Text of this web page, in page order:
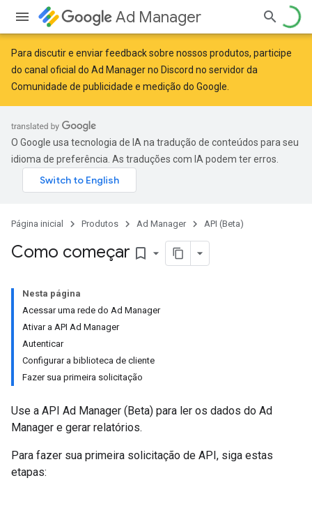
Ad Manager
Para discutir e enviar feedback sobre nossos produtos, participe
do canal oficial do Ad Manager no Discord no servidor da
Comunidade de publicidade e medição do Google
O Google usa tecnologia de IA na tradução de conteúdos para seu
idioma de preferência. As traduções com IA podem ter erros.
Página inicial Produtos Ad Manager API (Beta)
Como começar bookmark_border
Nesta página
Acessar uma rede do Ad Manager
Ativar a API Ad Manager
Autenticar
Configurar a biblioteca de cliente
Fazer sua primeira solicitação
Use a API Ad Manager (Beta) para ler os dados do Ad
Manager e gerar relatórios.
Para fazer sua primeira solicitação de API, siga estas
etapas: